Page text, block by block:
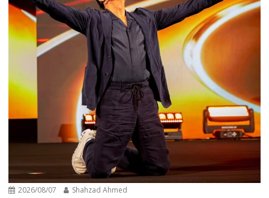
2026/08/07 Shahzad Ahmed